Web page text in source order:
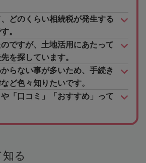
どのくらい相続税が発生する
。
ですが、土地活用にあたって
を探しています。
らない事が多いため、手続き
ど色々知りたいです。
や「口コミ」「おすすめ」って
る